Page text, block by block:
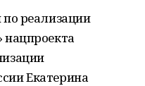
реализации
нацпроекта
Екатерина